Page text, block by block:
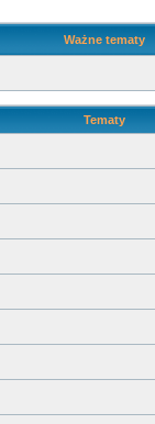
Ważne tematy
Tematy